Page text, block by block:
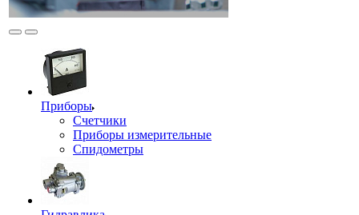
Приборы
Счетчики
Приборы измерительные
Спидометры